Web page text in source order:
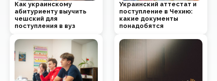
Как украинскому
абитуриенту выучить
чешский для
поступления в вуз
Украинский аттестат и
поступление в Чехию:
какие документы
понадобятся